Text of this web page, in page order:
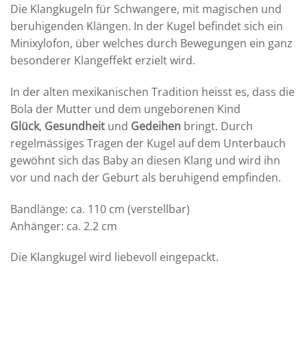
Die Klangkugeln für Schwangere, mit magischen und
beruhigenden Klängen. In der Kugel befindet sich ein
Minixylofon, über welches durch Bewegungen ein ganz
besonderer Klangeffekt erzielt wird.
In der alten mexikanischen Tradition heisst es, dass die
Bola der Mutter und dem ungeborenen Kind
Glück, Gesundheit und Gedeihen bringt. Durch
regelmässiges Tragen der Kugel auf dem Unterbauch
gewöhnt sich das Baby an diesen Klang und wird ihn
vor und nach der Geburt als beruhigend empfinden.
Bandlänge: ca. 110 cm (verstellbar)
Anhänger: ca. 2.2 cm
Die Klangkugel wird liebevoll eingepackt.